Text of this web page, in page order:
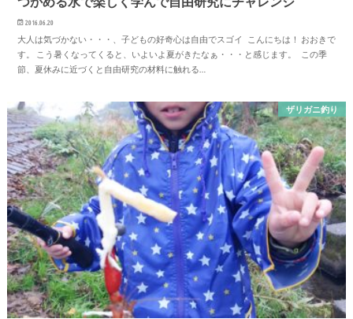
2016.06.20
大人は気づかない・・・、子どもの好奇心は自由でスゴイ こんにちは！ おおきで
す。 こう暑くなってくると、いよいよ夏がきたなぁ・・・と感じます。 この季
節、夏休みに近づくと自由研究の材料に触れる…
ザリガニ釣り